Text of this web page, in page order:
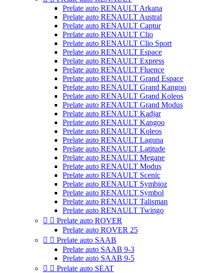
Prelate auto RENAULT Arkana
Prelate auto RENAULT Austral
Prelate auto RENAULT Captur
Prelate auto RENAULT Clio
Prelate auto RENAULT Clio Sport
Prelate auto RENAULT Espace
Prelate auto RENAULT Express
Prelate auto RENAULT Fluence
Prelate auto RENAULT Grand Espace
Prelate auto RENAULT Grand Kangoo
Prelate auto RENAULT Grand Koleos
Prelate auto RENAULT Grand Modus
Prelate auto RENAULT Kadjar
Prelate auto RENAULT Kangoo
Prelate auto RENAULT Koleos
Prelate auto RENAULT Laguna
Prelate auto RENAULT Latitude
Prelate auto RENAULT Megane
Prelate auto RENAULT Modus
Prelate auto RENAULT Scenic
Prelate auto RENAULT Symbioz
Prelate auto RENAULT Symbol
Prelate auto RENAULT Talisman
Prelate auto RENAULT Twingo
  Prelate auto ROVER
Prelate auto ROVER 25
  Prelate auto SAAB
Prelate auto SAAB 9-3
Prelate auto SAAB 9-5
  Prelate auto SEAT